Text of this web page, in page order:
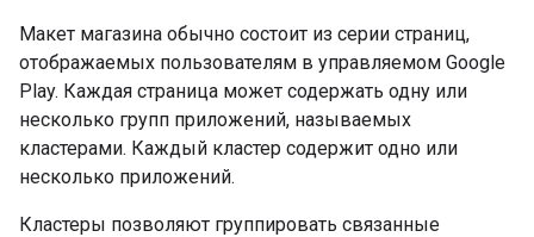
Макет магазина обычно состоит из серии страниц,
отображаемых пользователям в управляемом Google
Play. Каждая страница может содержать одну или
несколько групп приложений, называемых
кластерами. Каждый кластер содержит одно или
несколько приложений.
Кластеры позволяют группировать связанные